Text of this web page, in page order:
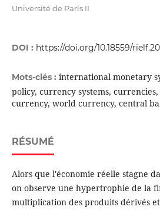
Université de Paris II
DOI : https://doi.org/10.18559/
Mots-clés : international monetary
policy, currency systems,
currency, world currency, central
RÉSUMÉ
Alors que l'économie réelle stagne
on observe une hypertrophie de la
multiplication des produits dérivés